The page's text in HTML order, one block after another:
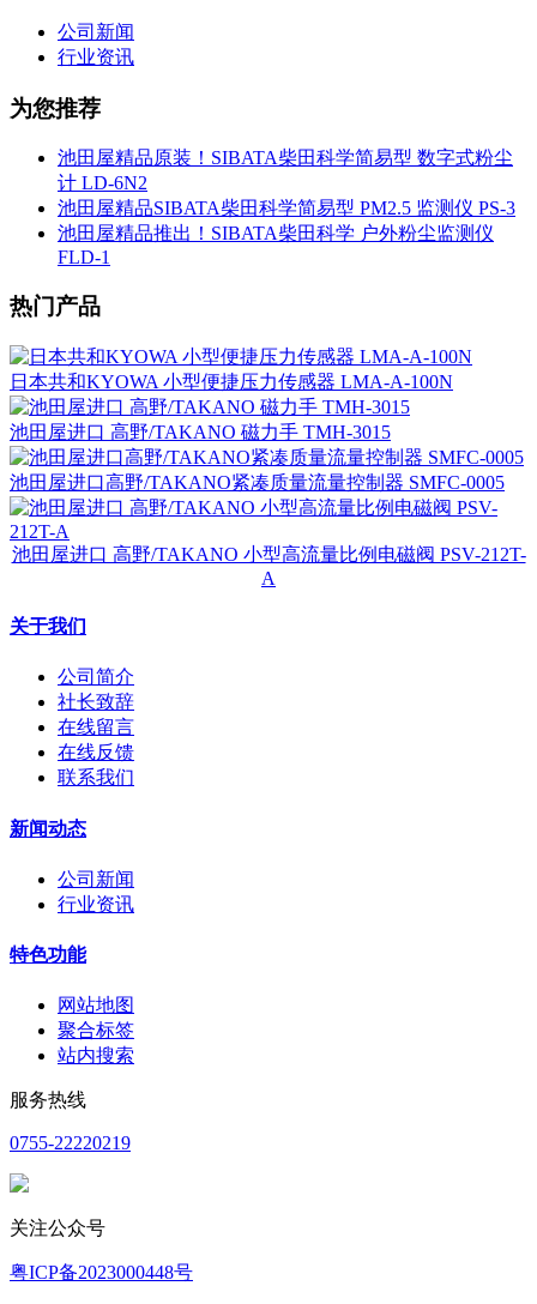
公司新闻
行业资讯
为您推荐
池田屋精品原装！SIBATA柴田科学简易型 数字式粉尘
计 LD-6N2
池田屋精品SIBATA柴田科学简易型 PM2.5 监测仪 PS-3
池田屋精品推出！SIBATA柴田科学 户外粉尘监测仪
FLD-1
热门产品
日本共和KYOWA 小型便捷压力传感器 LMA-A-100N
池田屋进口 高野/TAKANO 磁力手 TMH-3015
池田屋进口高野/TAKANO紧凑质量流量控制器 SMFC-0005
池田屋进口 高野/TAKANO 小型高流量比例电磁阀 PSV-212T-
A
关于我们
公司简介
社长致辞
在线留言
在线反馈
联系我们
新闻动态
公司新闻
行业资讯
特色功能
网站地图
聚合标签
站内搜索
服务热线
0755-22220219
关注公众号
粤ICP备2023000448号